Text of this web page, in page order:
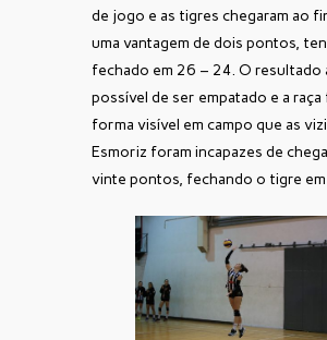
de jogo e as tigres chegaram ao
uma vantagem de dois pontos,
fechado em 26 – 24. O resultado
possível de ser empatado e a
forma visível em campo que as
Esmoriz foram incapazes de
vinte pontos, fechando o tigre